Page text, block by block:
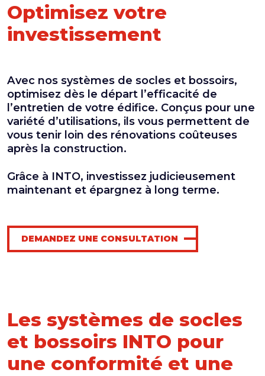
Optimisez votre
investissement
Avec nos systèmes de socles et bossoirs,
optimisez dès le départ l’efficacité de
l’entretien de votre édifice. Conçus pour une
variété d’utilisations, ils vous permettent de
vous tenir loin des rénovations coûteuses
après la construction.
Grâce à INTO, investissez judicieusement
maintenant et épargnez à long terme.
DEMANDEZ UNE CONSULTATION
Les systèmes de socles
et bossoirs INTO pour
une conformité et une